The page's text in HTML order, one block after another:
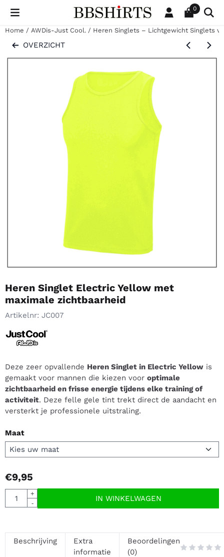
Cookievoorkeuren zijn beschikbaar. Kies instellingen of sta
0
Home / AWDis-Just Cool. / Heren Singlets – Lichtgewicht Singlets
OVERZICHT
Heren Singlet Electric Yellow met
maximale zichtbaarheid
Artikelnr: JC007
Deze zeer opvallende Heren Singlet in Electric Yellow is
gemaakt voor mannen die kiezen voor optimale
zichtbaarheid en frisse energie tijdens elke training of
activiteit. Deze felle gele tint trekt direct de aandacht en
versterkt je professionele uitstraling.
Maat
€9,95
Aantal
+
-
IN WINKELWAGEN
Beschrijving
Extra
informatie
Beoordelingen
(0)